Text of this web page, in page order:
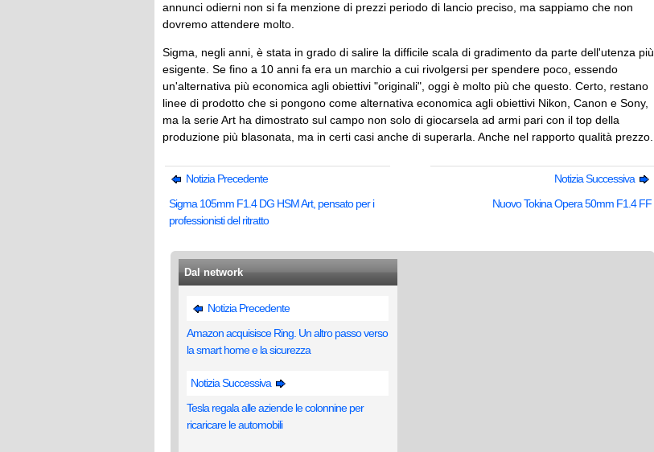
annunci odierni non si fa menzione di prezzi periodo di lancio preciso, ma sappiamo che non
dovremo attendere molto.
Sigma, negli anni, è stata in grado di salire la difficile scala di gradimento da parte dell'utenza più
esigente. Se fino a 10 anni fa era un marchio a cui rivolgersi per spendere poco, essendo
un'alternativa più economica agli obiettivi "originali", oggi è molto più che questo. Certo, restano
linee di prodotto che si pongono come alternativa economica agli obiettivi Nikon, Canon e Sony,
ma la serie Art ha dimostrato sul campo non solo di giocarsela ad armi pari con il top della
produzione più blasonata, ma in certi casi anche di superarla. Anche nel rapporto qualità prezzo.
Notizia Precedente
Sigma 105mm F1.4 DG HSM Art, pensato per i
professionisti del ritratto
Notizia Successiva
Nuovo Tokina Opera 50mm F1.4 FF
Dal network
Notizia Precedente
Amazon acquisisce Ring. Un altro passo verso
la smart home e la sicurezza
Notizia Successiva
Tesla regala alle aziende le colonnine per
ricaricare le automobili